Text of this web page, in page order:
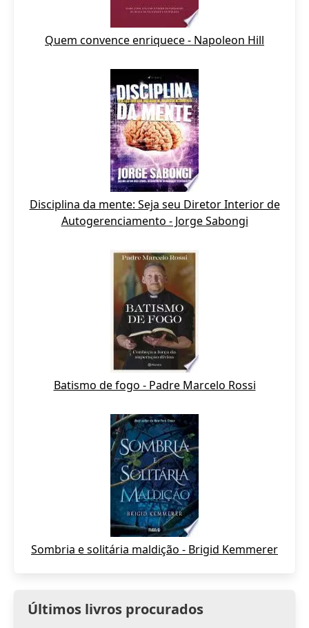
Quem convence enriquece - Napoleon Hill
Disciplina da mente: Seja seu Diretor Interior de
Autogerenciamento - Jorge Sabongi
Batismo de fogo - Padre Marcelo Rossi
Sombria e solitária maldição - Brigid Kemmerer
Últimos livros procurados